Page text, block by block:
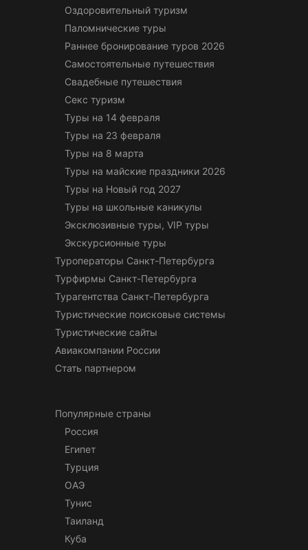
Оздоровительный туризм
Паломнические туры
Раннее бронирование туров 2026
Самостоятельные путешествия
Свадебные путешествия
Секс туризм
Туры на 14 февраля
Туры на 23 февраля
Туры на 8 марта
Туры на майские праздники 2026
Туры на Новый год 2027
Туры на школьные каникулы
Эксклюзивные туры, VIP туры
Экскурсионные туры
Туроператоры Санкт-Петербурга
Турфирмы Санкт-Петербурга
Турагентства Санкт-Петербурга
Туристические поисковые системы
Туристические сайты
Авиакомпании России
Стать партнером
Популярные страны
Россия
Египет
Турция
ОАЭ
Тунис
Таиланд
Куба